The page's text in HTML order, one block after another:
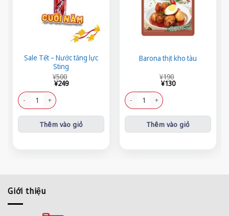
Sale Tết – Nước tăng lực
Sting
¥500
¥500.
¥249
tại
là:
¥249.
Sale Tết - Nước tăng lực Sting số lượng
Thêm vào giỏ
Barona thịt kho tàu
¥190
¥190.
¥130
tại
là:
¥130.
Barona thịt kho tàu số lượng
Thêm vào giỏ
Giới thiệu